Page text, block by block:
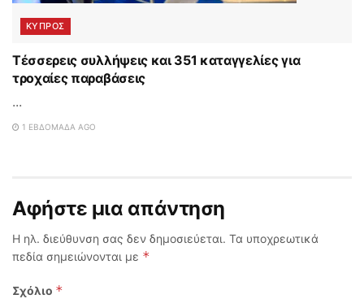
ΚΥΠΡΟΣ
Τέσσερεις συλλήψεις και 351 καταγγελίες για
τροχαίες παραβάσεις
...
1 ΕΒΔΟΜΆΔΑ AGO
Αφήστε μια απάντηση
Η ηλ. διεύθυνση σας δεν δημοσιεύεται. Τα υποχρεωτικά
πεδία σημειώνονται με *
Σχόλιο *